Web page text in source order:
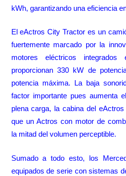
kWh, garantizando una eficiencia
El eActros City Tractor es un
fuertemente marcado por la
motores eléctricos
proporcionan 330 kW de
potencia máxima. La baja
factor importante pues aumenta
plena carga, la cabina del
que un Actros con motor de
la mitad del volumen perceptible.
Sumado a todo esto, los
equipados de serie con sistemas